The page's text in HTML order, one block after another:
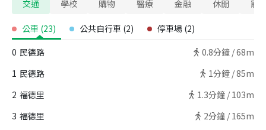
交通 學校 購物 醫療 金融 休閒 寵
公車 (23) 公共自行車 (2) 停車場 (2)
0 民德路 0.8分鐘 /68m
1 民德路 1分鐘 /85m
2 福德里 1.3分鐘 / 103m
3 福德里 2分鐘 / 165m